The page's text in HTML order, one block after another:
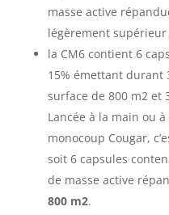
masse active
légèrement supérieur
la CM6 contient 6
15% émettant durant
surface de 800 m2 et
Lancée à la main ou à
monocoup Cougar,
soit 6 capsules
de masse active
800 m2.